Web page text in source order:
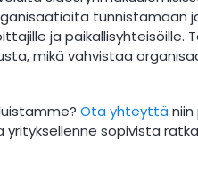
tunnistamaan
ja
mikä vahvistaa
Ota yhteyttä
sopivista